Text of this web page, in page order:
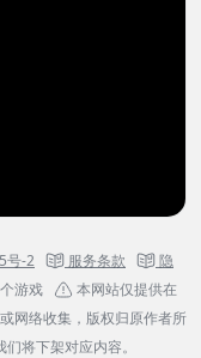
号-2 服务条款
隐
游戏
本网站仅提供在
网络收集，版权归原作者所
们将下架对应内容。